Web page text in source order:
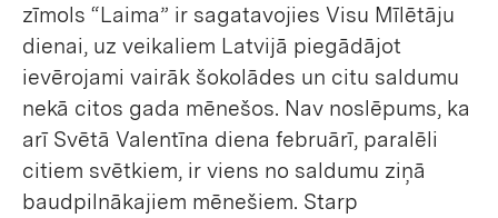
zīmols “Laima” ir sagatavojies Visu Mīlētāju
dienai, uz veikaliem Latvijā piegādājot
ievērojami vairāk šokolādes un citu saldumu
nekā citos gada mēnešos. Nav noslēpums, ka
arī Svētā Valentīna diena februārī, paralēli
citiem svētkiem, ir viens no saldumu ziņā
baudpilnākajiem mēnešiem. Starp